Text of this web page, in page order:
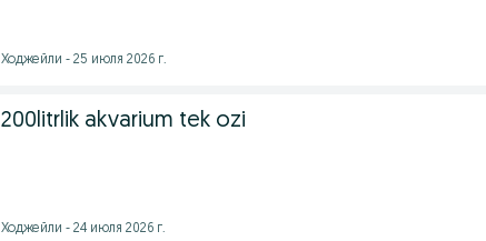
Ходжейли - 25 июля 2026 г.
200litrlik akvarium tek ozi
Ходжейли - 24 июля 2026 г.